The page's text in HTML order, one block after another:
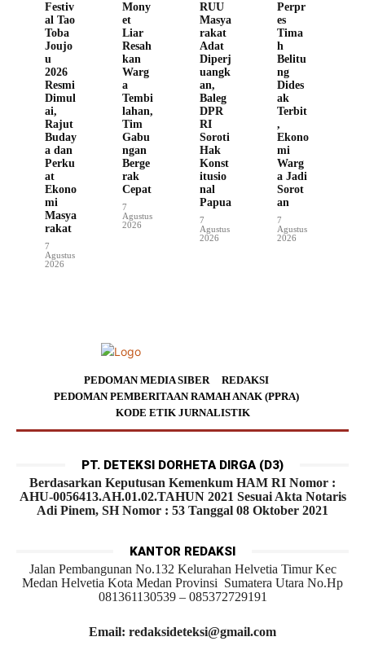
Festiv
al Tao
Toba
Joujo
u
2026
Resmi
Dimul
ai,
Rajut
Buday
a dan
Perku
at
Ekono
mi
Masya
rakat
7
Agustus
2026
Mony
et
Liar
Resah
kan
Warg
a
Tembi
lahan,
Tim
Gabu
ngan
Berge
rak
Cepat
7
Agustus
2026
RUU
Masya
rakat
Adat
Diperj
uangk
an,
Baleg
DPR
RI
Soroti
Hak
Konst
itusio
nal
Papua
7
Agustus
2026
Perpr
es
Tima
h
Belitu
ng
Dides
ak
Terbit
,
Ekono
mi
Warg
a Jadi
Sorot
an
7
Agustus
2026
PEDOMAN MEDIA SIBER
REDAKSI
PEDOMAN PEMBERITAAN RAMAH ANAK (PPRA)
KODE ETIK JURNALISTIK
PT. DETEKSI DORHETA DIRGA (D3)
Berdasarkan Keputusan Kemenkum HAM RI Nomor :
AHU-0056413.AH.01.02.TAHUN 2021 Sesuai Akta Notaris
Adi Pinem, SH Nomor : 53 Tanggal 08 Oktober 2021
KANTOR REDAKSI
Jalan Pembangunan No.132 Kelurahan Helvetia Timur Kec
Medan Helvetia Kota Medan Provinsi Sumatera Utara No.Hp
081361130539 – 085372729191
Email: redaksideteksi@gmail.com